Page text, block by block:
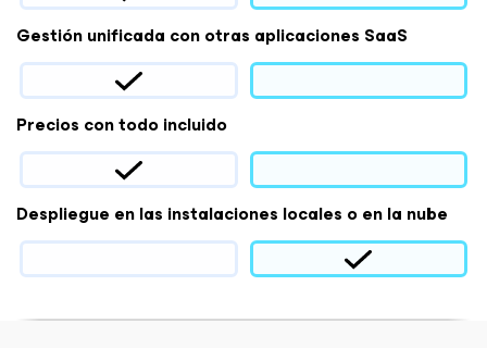
Gestión unificada con otras aplicaciones SaaS
Precios con todo incluido
Despliegue en las instalaciones locales o en la nube